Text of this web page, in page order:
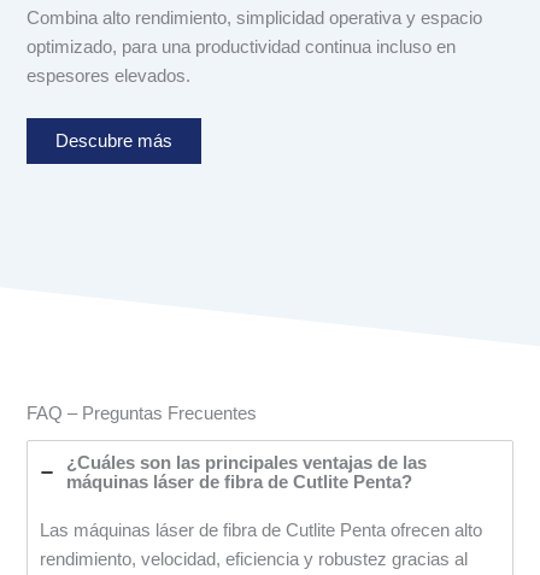
Combina alto rendimiento, simplicidad operativa y espacio
optimizado, para una productividad continua incluso en
espesores elevados.
Descubre más
FAQ – Preguntas Frecuentes
¿Cuáles son las principales ventajas de las
máquinas láser de fibra de Cutlite Penta?
Las máquinas láser de fibra de Cutlite Penta ofrecen alto
rendimiento, velocidad, eficiencia y robustez gracias al